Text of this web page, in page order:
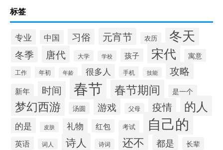
标签
专业 中国 习俗 元宵节 农历 冬天
冬季 唐代 大学 学校 孩子 宋代 寓意
工作 年初 年龄 很多人 手机 技能 攻略
新年 时间 春节 春节期间 是一个
梦幻西游 汤圆 游戏 父母 疫情 的人
的是 皮肤 礼物 红包 考试 自己的
英语 词人 诗人 诗词 还不 都是 长辈